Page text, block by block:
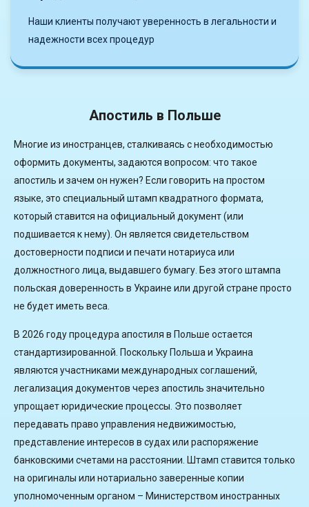
Наши клиенты получают уверенность в легальности и
надежности всех процедур
Апостиль в Польше
Многие из иностранцев, сталкиваясь с необходимостью
оформить документы, задаются вопросом: что такое
апостиль и зачем он нужен? Если говорить на простом
языке, это специальный штамп квадратного формата,
который ставится на официальный документ (или
подшивается к нему). Он является свидетельством
достоверности подписи и печати нотариуса или
должностного лица, выдавшего бумагу. Без этого штампа
польская доверенность в Украине или другой стране просто
не будет иметь веса.
В 2026 году процедура апостиля в Польше остается
стандартизированной. Поскольку Польша и Украина
являются участниками международных соглашений,
легализация документов через апостиль значительно
упрощает юридические процессы. Это позволяет
передавать право управления недвижимостью,
представление интересов в судах или распоряжение
банковскими счетами на расстоянии. Штамп ставится только
на оригиналы или нотариально заверенные копии
уполномоченным органом – Министерством иностранных